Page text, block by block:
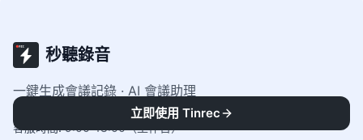
秒聽錄音
一鍵生成會議記錄 · AI 會議助理
客服時間: 9:00-18:00（工作日）
立即使用 Tinrec